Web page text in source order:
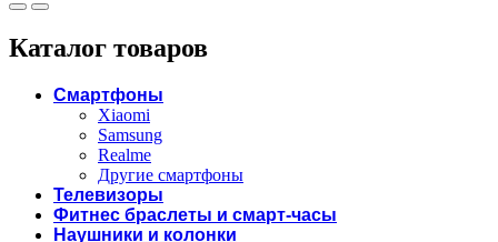
Каталог товаров
Смартфоны
Xiaomi
Samsung
Realme
Другие смартфоны
Телевизоры
Фитнес браслеты и смарт-часы
Наушники и колонки